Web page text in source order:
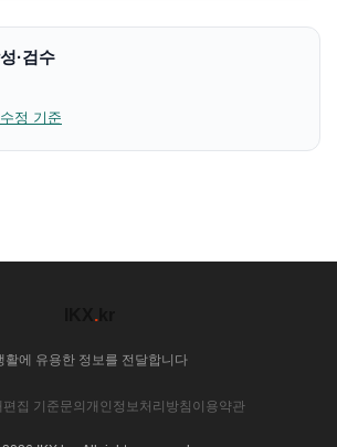
·검수
정 기준
.
활에 유용한 정보를 전달합니다
편집 기준문의 개인정보처리방침 이용약관